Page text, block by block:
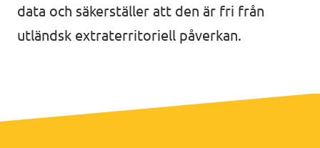
data och säkerställer att den är fri från
utländsk extraterritoriell påverkan.